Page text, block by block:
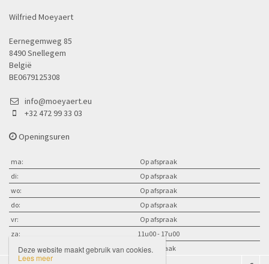
Wilfried Moeyaert
Eernegemweg 85
8490 Snellegem
België
BE0679125308
info@moeyaert.eu
+32 472 99 33 03
Openingsuren
ma:
Op afspraak
di:
Op afspraak
wo:
Op afspraak
do:
Op afspraak
vr:
Op afspraak
za:
11u00 - 17u00
zo:
op afspraak
Deze website maakt gebruik van cookies.
Lees meer